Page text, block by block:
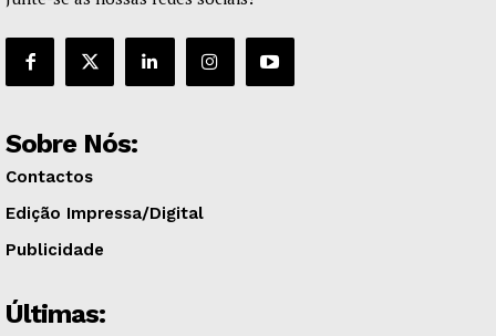
Sobre Nós:
Contactos
Edição Impressa/Digital
Publicidade
Últimas: